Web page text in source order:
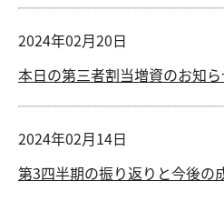
2024年02月20日
本日の第三者割当増資のお知
2024年02月14日
第3四半期の振り返りと今後の